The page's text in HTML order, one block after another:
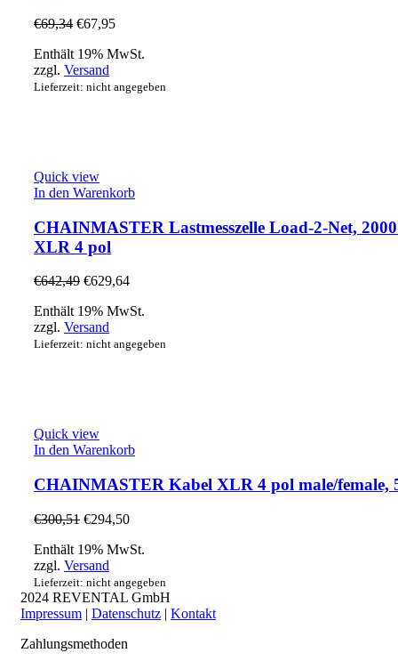
€69,34 €67,95
Enthält 19% MwSt.
zzgl. Versand
Lieferzeit: nicht angegeben
Quick view
In den Warenkorb
CHAINMASTER Lastmesszelle Load-2-Net,
XLR 4 pol
€642,49 €629,64
Enthält 19% MwSt.
zzgl. Versand
Lieferzeit: nicht angegeben
Quick view
In den Warenkorb
CHAINMASTER Kabel XLR 4 pol male/female,
€300,51 €294,50
Enthält 19% MwSt.
zzgl. Versand
Lieferzeit: nicht angegeben
2024 REVENTAL GmbH
Impressum | Datenschutz | Kontakt
Zahlungsmethoden